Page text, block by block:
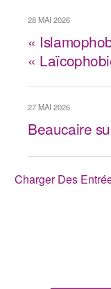
28 MAI 2026
«
«
27 MAI 2026
Beaucaire
Charger Des